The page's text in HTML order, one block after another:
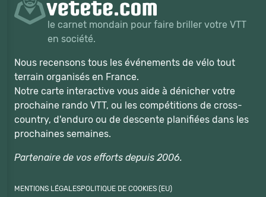
le carnet mondain pour faire briller votre VTT
en société.
Nous recensons tous les événements de vélo tout
terrain organisés en France.
Notre carte interactive vous aide à dénicher votre
prochaine rando VTT, ou les compétitions de cross-
country, d'enduro ou de descente planifiées dans les
prochaines semaines.
Partenaire de vos efforts depuis 2006.
MENTIONS LÉGALESPOLITIQUE DE COOKIES (EU)